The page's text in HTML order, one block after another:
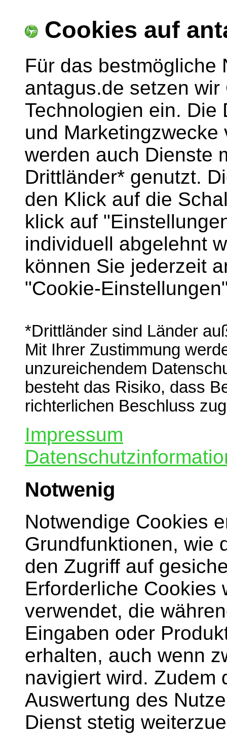
Cookies auf
Für das bestmögliche
antagus.de setzen
Technologien ein. Die
und
werden auch Dienste
Drittländer* genutzt.
den Klick auf die
klick auf
individuell abgelehnt
können Sie jederzeit
"Cookie-
*Drittländer sind Länder
Mit Ihrer Zustimmung
unzureichendem
besteht das Risiko, dass
richterlichen Beschluss
Impressum
Notwenig
Notwendige Cookies
Grundfunktionen, wie
den Zugriff auf
Erforderliche Cookies
verwendet, die
Eingaben oder
erhalten, auch wenn
navigiert wird. Zudem
Auswertung des
Dienst stetig